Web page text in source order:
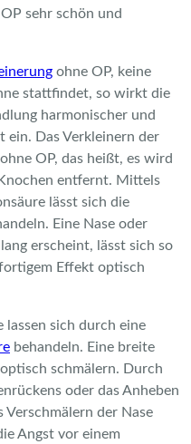
sehr schön und
ohne OP, keine
stattfindet, so wirkt die
harmonischer und
ein. Das Verkleinern der
OP, das heißt, es wird
entfernt. Mittels
lässt sich die
Eine Nase oder
erscheint, lässt sich so
Effekt optisch
lassen sich durch eine
behandeln. Eine breite
schmälern. Durch
oder das Anheben
Verschmälern der Nase
Angst vor einem